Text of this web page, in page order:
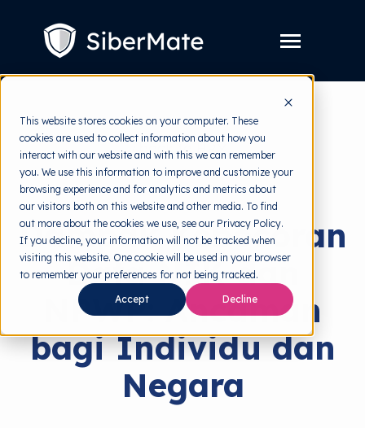
This website stores cookies on your computer. These
cookies are used to collect information about how you
interact with our website and with this we can remember
you. We use this information to improve and customize your
browsing experience and for analytics and metrics about
our visitors both on this website and other media. To find
out more about the cookies we use, see our Privacy Policy.
If you decline, your information will not be tracked when
visiting this website. One cookie will be used in your browser
to remember your preferences for not being tracked.
Accept Decline
Toggle
Layanan
children
for
Layanan
Harga
Resources Toggle
children
for
Resources
Tools Gratis Toggle
children
for
Tools
Tentang
Coba Gratis
back to HRMI
Data Breach
Dampak Kebocoran
Data NIK dan
NPWP: Ancaman
bagi Individu dan
Negara